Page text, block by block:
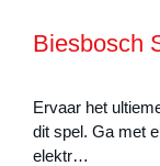
Biesbosch
Ervaar het
dit spel. Ga met
elektr…